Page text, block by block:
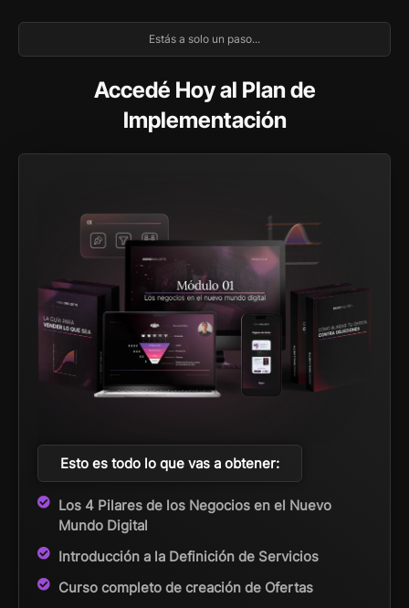
Estás a solo un paso...
Accedé Hoy al Plan de
Implementación
Esto es todo lo que vas a obtener:
Los 4 Pilares de los Negocios en el Nuevo
Mundo Digital
Introducción a la Definición de Servicios
Curso completo de creación de Ofertas